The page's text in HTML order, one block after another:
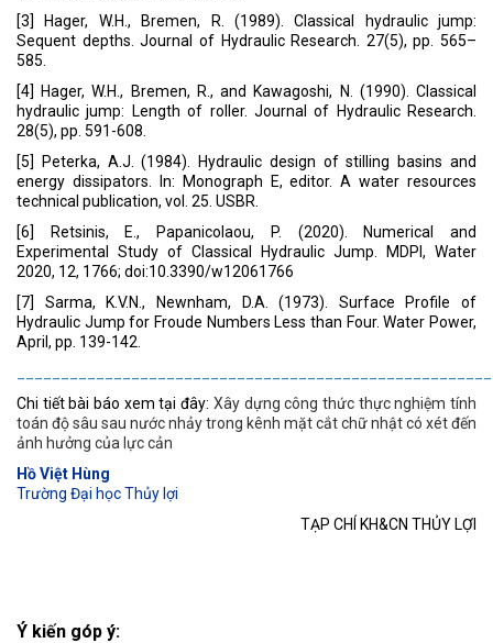
[3] Hager, W.H., Bremen, R. (1989). Classical hydraulic jump:
Sequent depths. Journal of Hydraulic Research. 27(5), pp. 565–
585.
[4] Hager, W.H., Bremen, R., and Kawagoshi, N. (1990). Classical
hydraulic jump: Length of roller. Journal of Hydraulic Research.
28(5), pp. 591-608.
[5] Peterka, A.J. (1984). Hydraulic design of stilling basins and
energy dissipators. In: Monograph E, editor. A water resources
technical publication, vol. 25. USBR.
[6] Retsinis, E., Papanicolaou, P. (2020). Numerical and
Experimental Study of Classical Hydraulic Jump. MDPI, Water
2020, 12, 1766; doi:10.3390/w12061766
[7] Sarma, K.V.N., Newnham, D.A. (1973). Surface Profile of
Hydraulic Jump for Froude Numbers Less than Four. Water Power,
April, pp. 139-142.
Chi tiết bài báo xem tại đây: Xây dựng công thức thực nghiệm tính
toán độ sâu sau nước nhảy trong kênh mặt cắt chữ nhật có xét đến
ảnh hưởng của lực cản
Hồ Việt Hùng
Trường Đại học Thủy lợi
TẠP CHÍ KH&CN THỦY LỢI
Ý kiến góp ý: